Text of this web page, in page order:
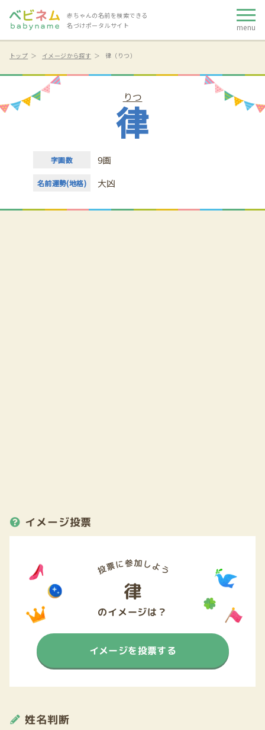
赤ちゃんの名前を検索できる
名づけポータルサイト
menu
トップ イメージから探す 律（りつ）
りつ
律
字画数 9画
名前運勢(地格) 大凶
イメージ投票
律
のイメージは？
イメージを投票する
姓名判断